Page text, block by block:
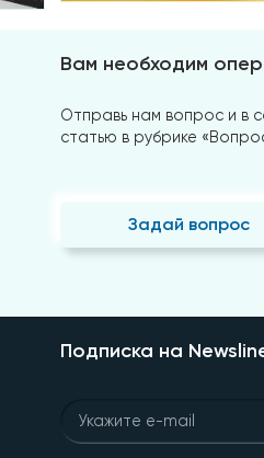
Вам необходим
Отправь нам вопрос и в
статью в рубрике
Задай вопрос
Подписка на